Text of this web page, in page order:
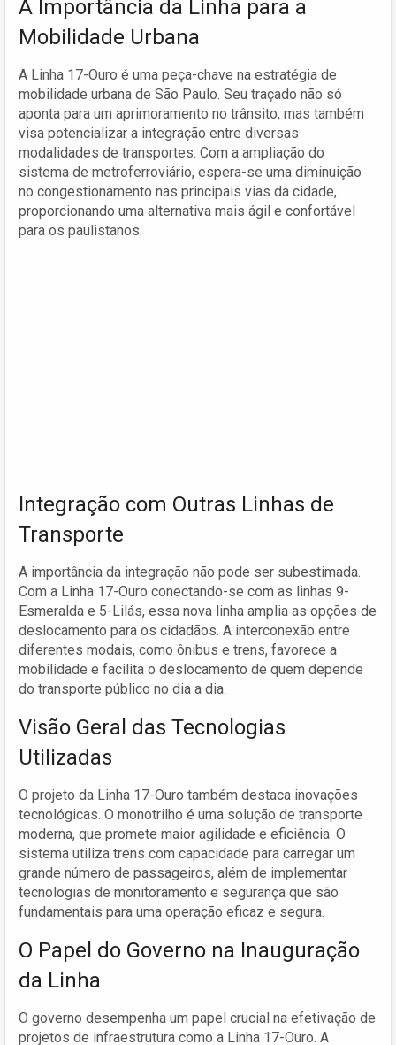
A Importância da Linha para a
Mobilidade Urbana
A Linha 17-Ouro é uma peça-chave na estratégia de
mobilidade urbana de São Paulo. Seu traçado não só
aponta para um aprimoramento no trânsito, mas também
visa potencializar a integração entre diversas
modalidades de transportes. Com a ampliação do
sistema de metroferroviário, espera-se uma diminuição
no congestionamento nas principais vias da cidade,
proporcionando uma alternativa mais ágil e confortável
para os paulistanos.
Integração com Outras Linhas de
Transporte
A importância da integração não pode ser subestimada.
Com a Linha 17-Ouro conectando-se com as linhas 9-
Esmeralda e 5-Lilás, essa nova linha amplia as opções de
deslocamento para os cidadãos. A interconexão entre
diferentes modais, como ônibus e trens, favorece a
mobilidade e facilita o deslocamento de quem depende
do transporte público no dia a dia.
Visão Geral das Tecnologias
Utilizadas
O projeto da Linha 17-Ouro também destaca inovações
tecnológicas. O monotrilho é uma solução de transporte
moderna, que promete maior agilidade e eficiência. O
sistema utiliza trens com capacidade para carregar um
grande número de passageiros, além de implementar
tecnologias de monitoramento e segurança que são
fundamentais para uma operação eficaz e segura.
O Papel do Governo na Inauguração
da Linha
O governo desempenha um papel crucial na efetivação de
projetos de infraestrutura como a Linha 17-Ouro. A